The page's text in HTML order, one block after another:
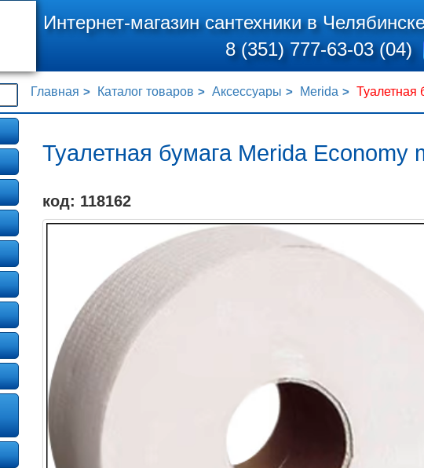
Интернет-магазин сантехники в
8 (351) 777-63-03 (04)
Главная Каталог товаров Аксессуары Merida Туалетная
Туалетная бумага Merida
код: 118162